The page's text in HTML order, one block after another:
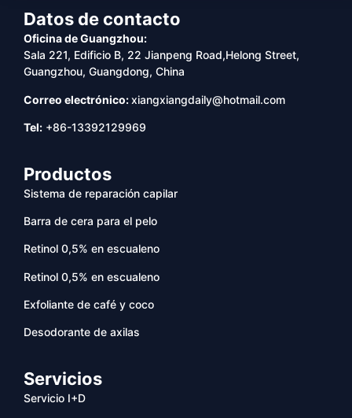
Datos de contacto
Oficina de Guangzhou:
Sala 221, Edificio B, 22 Jianpeng Road,Helong Street,
Guangzhou, Guangdong, China
Correo electrónico:xiangxiangdaily@hotmail.com
Tel: +86-13392129969
Productos
Sistema de reparación capilar
Barra de cera para el pelo
Retinol 0,5% en escualeno
Retinol 0,5% en escualeno
Exfoliante de café y coco
Desodorante de axilas
Servicios
Servicio I+D